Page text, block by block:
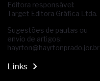
Editora responsável:
Target Editora Gráfica Ltda.
Sugestões de pautas ou
envio de artigos:
hayrton@hayrtonprado.jor.br
Links